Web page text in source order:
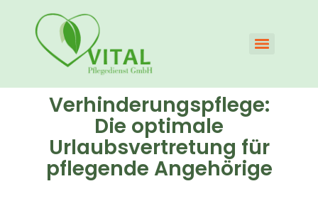
Verhinderungspflege:
Die optimale
Urlaubsvertretung für
pflegende Angehörige